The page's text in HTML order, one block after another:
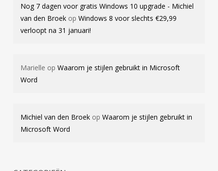
Nog 7 dagen voor gratis Windows 10 upgrade - Michiel
van den Broekop Windows 8 voor slechts €29,99
verloopt na 31 januari!
Marielle op Waarom je stijlen gebruikt in Microsoft
Word
Michiel van den Broekop Waarom je stijlen gebruikt in
Microsoft Word